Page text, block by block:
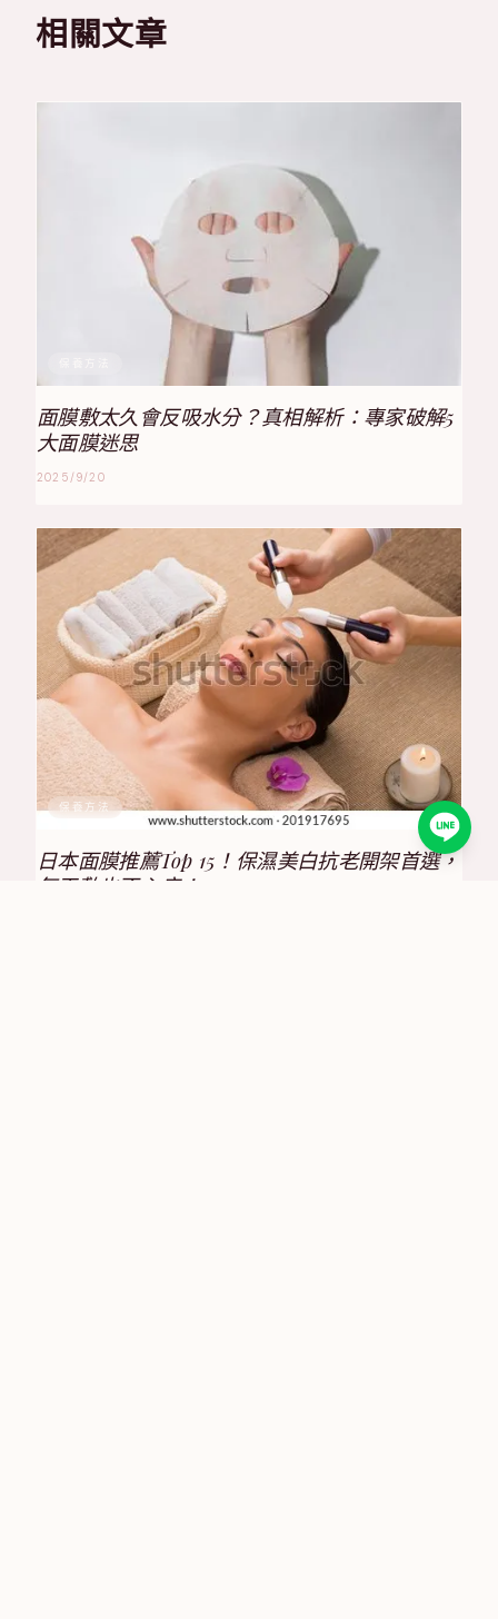
相關文章
面膜敷太久會反吸水分？真相解析：專家破解5
大面膜迷思
2025/9/20
保養方法
日本面膜推薦Top 15！保濕美白抗老開架首選，
每天敷也不心疼！